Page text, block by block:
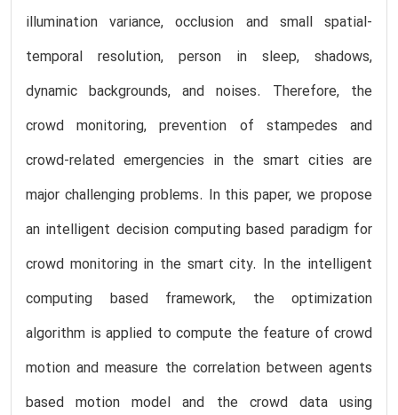
illumination variance, occlusion and small spatial-
temporal resolution, person in sleep, shadows,
dynamic backgrounds, and noises. Therefore, the
crowd monitoring, prevention of stampedes and
crowd-related emergencies in the smart cities are
major challenging problems. In this paper, we propose
an intelligent decision computing based paradigm for
crowd monitoring in the smart city. In the intelligent
computing based framework, the optimization
algorithm is applied to compute the feature of crowd
motion and measure the correlation between agents
based motion model and the crowd data using